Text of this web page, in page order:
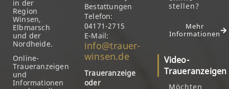
in der
Region
Winsen,
Elbmarsch
und der
Nordheide.
Online-
Traueranzeigen
und
Informationen
Bestattungen
Telefon:
04171-2715
E-Mail:
info@trauer-
winsen.de
Traueranzeige
oder
stellen?
Mehr
Informationen
Video-
Traueranzeigen
Möchten